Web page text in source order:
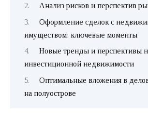
Анализ рисков и перспектив
Оформление сделок с
имуществом: ключевые моменты
Новые тренды и перспективы
инвестиционной недвижимости
Оптимальные вложения в
на полуострове